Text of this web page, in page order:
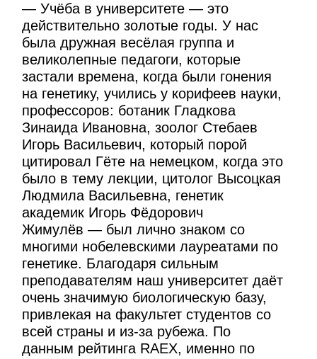
— Учёба в университете — это
действительно золотые годы. У нас
была дружная весёлая группа и
великолепные педагоги, которые
застали времена, когда были гонения
на генетику, учились у корифеев науки,
профессоров: ботаник Гладкова
Зинаида Ивановна, зоолог Стебаев
Игорь Васильевич, который порой
цитировал Гёте на немецком, когда это
было в тему лекции, цитолог Высоцкая
Людмила Васильевна, генетик
академик Игорь Фёдорович
Жимулёв — был лично знаком со
многими нобелевскими лауреатами по
генетике. Благодаря сильным
преподавателям наш университет даёт
очень значимую биологическую базу,
привлекая на факультет студентов со
всей страны и из-за рубежа. По
данным рейтинга RAEX, именно по